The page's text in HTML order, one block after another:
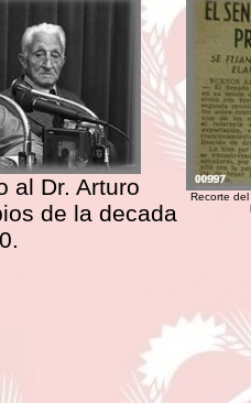
al Dr. Arturo
de la decada
Recorte